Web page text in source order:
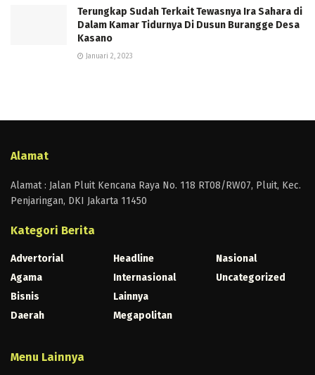
Terungkap Sudah Terkait Tewasnya Ira Sahara di
Dalam Kamar Tidurnya Di Dusun Burangge Desa
Kasano
Januari 2, 2023
Alamat
Alamat : Jalan Pluit Kencana Raya No. 118 RT08/RW07, Pluit, Kec.
Penjaringan, DKI Jakarta 11450
Kategori Berita
Advertorial
Agama
Bisnis
Daerah
Headline
Internasional
Lainnya
Megapolitan
Nasional
Uncategorized
Menu Lainnya